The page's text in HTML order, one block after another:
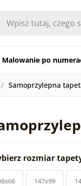
Malowanie po
Samoprzylepna
rozmiar
147x99